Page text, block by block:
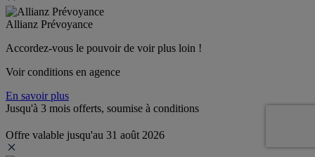
Allianz Prévoyance
Accordez-vous le pouvoir de voir plus loin !
Voir conditions en agence
En savoir plus
Jusqu'à 3 mois offerts, soumise à conditions
Offre valable jusqu'au 31 août 2026